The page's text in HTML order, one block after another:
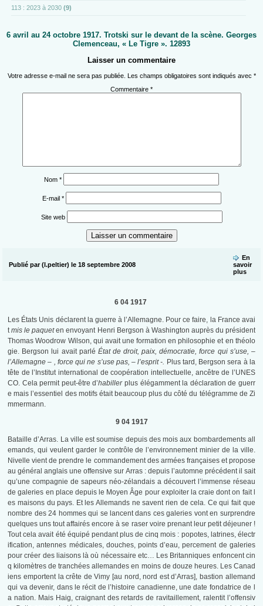
113 : 2023 à 2030 (9)
6 avril au 24 octobre 1917. Trotski sur le devant de la scène. Georges
Clemenceau, « Le Tigre ». 12893
Laisser un commentaire
Votre adresse e-mail ne sera pas publiée. Les champs obligatoires sont indiqués avec *
Commentaire *
Nom *
E-mail *
Site web
Publié par (l.peltier) le 18 septembre 2008
En
savoir
plus
6 04 1917
Les États Unis déclarent la guerre à l’Allemagne. Pour ce faire, la France avai
tmis le paqueten envoyant Henri Bergson à Washington auprès du président
Thomas Woodrow Wilson, qui avait une formation en philosophie et en théolo
gie. Bergson lui avait parlé État de droit, paix, démocratie, force qui s’use, –
l’Allemagne – , force qui ne s’use pas, – l’esprit -. Plus tard, Bergson sera à la
tête de l’Institut international de coopération intellectuelle, ancêtre de l’UNES
CO. Cela permit peut-être d’habillerplus élégamment la déclaration de guerr
e mais l’essentiel des motifs était beaucoup plus du côté du télégramme de Zi
mmermann.
9 04 1917
Bataille d’Arras. La ville est soumise depuis des mois aux bombardements all
emands, qui veulent garder le contrôle de l’environnement minier de la ville.
Nivelle vient de prendre le commandement des armées françaises et propose
au général anglais une offensive sur Arras : depuis l’automne précédent il sait
qu’une compagnie de sapeurs néo-zélandais a découvert l’immense réseau
de galeries en place depuis le Moyen Âge pour exploiter la craie dont on fait l
es maisons du pays. Et les Allemands ne savent rien de cela. Ce qui fait que
nombre des 24 hommes qui se lancent dans ces galeries vont en surprendre
quelques uns tout affairés encore à se raser voire prenant leur petit déjeuner !
Tout cela avait été équipé pendant plus de cinq mois : popotes, latrines, électr
ification, antennes médicales, douches, points d’eau, percement de galeries
pour créer des liaisons là où nécessaire etc… Les Britanniques enfoncent cin
q kilomètres de tranchées allemandes en moins de douze heures. Les Canad
iens emportent la crête de Vimy [au nord, nord est d’Arras], bastion allemand
qui va devenir, dans le récit de l’histoire canadienne, une date fondatrice de l
a nation. Mais Haig, craignant des retards de ravitaillement, ralentit l’offensiv